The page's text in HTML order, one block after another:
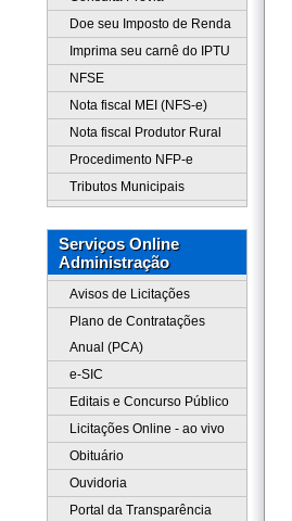
Doe seu Imposto de Renda
Imprima seu carnê do IPTU
NFSE
Nota fiscal MEI (NFS-e)
Nota fiscal Produtor Rural
Procedimento NFP-e
Tributos Municipais
Serviços Online
Administração
Avisos de Licitações
Plano de Contratações
Anual (PCA)
e-SIC
Editais e Concurso Público
Licitações Online - ao vivo
Obituário
Ouvidoria
Portal da Transparência